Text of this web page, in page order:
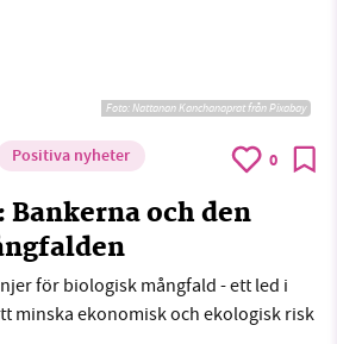
Foto: Nattanan Kanchanaprat från Pixabay
Positiva nyheter 0
och den
för biologisk mångfald - ett led i
minska ekonomisk och ekologisk risk